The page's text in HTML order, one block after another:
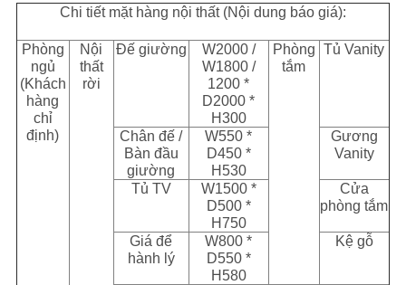
Chi tiết mặt hàng nội thất (Nội dung báo giá):
Phòng
ngủ
(Khách
hàng
chỉ
định)
Nội
thất
rời
Đế giường
W2000 /
W1800 /
1200 *
D2000 *
H300
Phòng
tắm
Tủ Vanity
Chân đế /
Bàn đầu
giường
W550 *
D450 *
H530
Gương
Vanity
Tủ TV
W1500 *
D500 *
H750
Cửa
phòng tắm
Giá để
hành lý
W800 *
D550 *
H580
Kệ gỗ